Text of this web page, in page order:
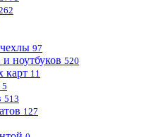
97
ноутбуков 520
карт 11
5
513
127